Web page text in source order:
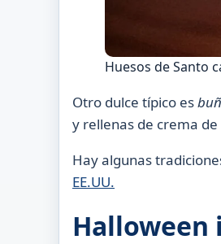
Huesos de Santo
Otro dulce típico es
y rellenas de crema
Hay algunas
EE.UU.
Halloween